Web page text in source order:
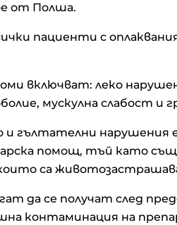
от Полша.
пациенти с
включват: леко
мускулна слабост и
гълтателни нарушения
помощ, тъй като
са
да се получат след
контаминация на